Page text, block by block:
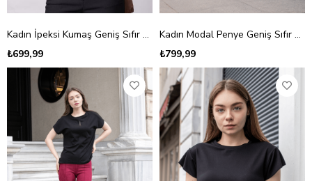
Kadın İpeksi Kumaş Geniş Sıfır Yaka Kısa Kol Tshirt Bluz-Bej
₺699,99
Kadın Modal Penye Geniş Sıfır Yaka Düşük Omuzlu Apoletli Kısa Kol T-shirt Bluz-Beyaz
₺799,99